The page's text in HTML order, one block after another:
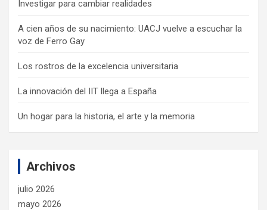
Investigar para cambiar realidades
A cien años de su nacimiento: UACJ vuelve a escuchar la
voz de Ferro Gay
Los rostros de la excelencia universitaria
La innovación del IIT llega a España
Un hogar para la historia, el arte y la memoria
Archivos
julio 2026
mayo 2026